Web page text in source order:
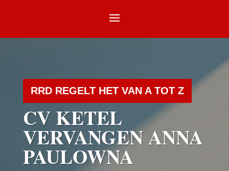
RRD REGELT HET VAN A TOT Z
CV KETEL
VERVANGEN ANNA
PAULOWNA